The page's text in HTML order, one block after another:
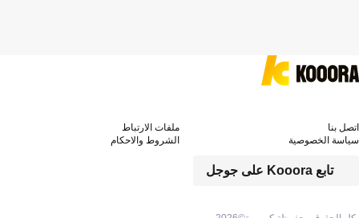
تابع Kooora على جوجل
اتصل بنا
ملفات الارتباط
سياسة الخصوصية
الشروط والاحكام